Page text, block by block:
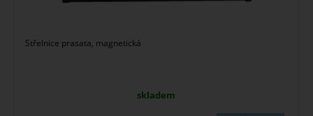
Střelnice prasata, magnetická
skladem